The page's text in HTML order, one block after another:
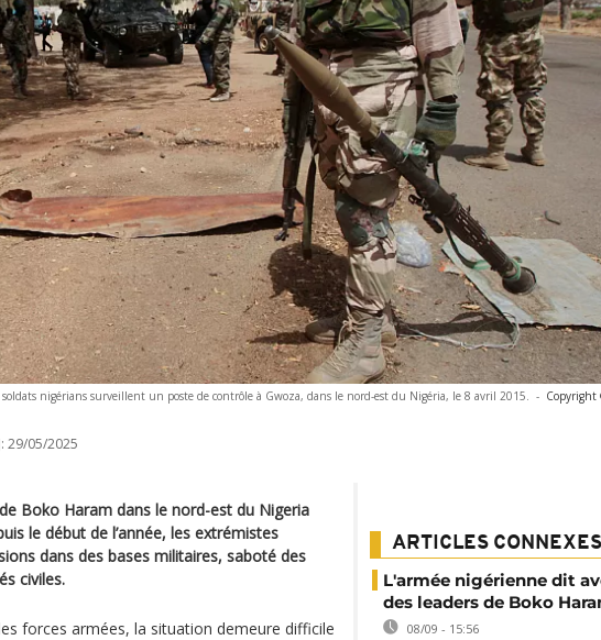
soldats nigérians surveillent un poste de contrôle à Gwoza, dans le nord-est du Nigéria, le 8 avril 2015. - Copyright
29/05/2025
Boko Haram dans le nord-est du Nigeria
le début de l’année, les extrémistes
dans des bases militaires, saboté des
civiles.
forces armées, la situation demeure difficile
ARTICLES CONNEXES
L'armée nigérienne dit
des leaders de Boko
08/09 - 15:56